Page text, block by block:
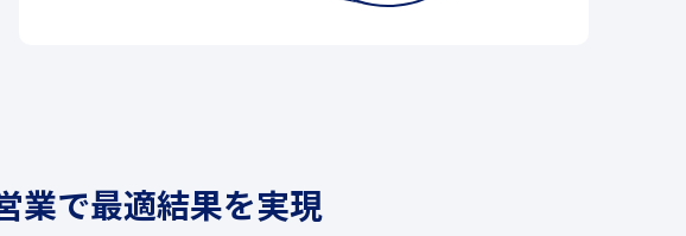
業で最適結果を実現